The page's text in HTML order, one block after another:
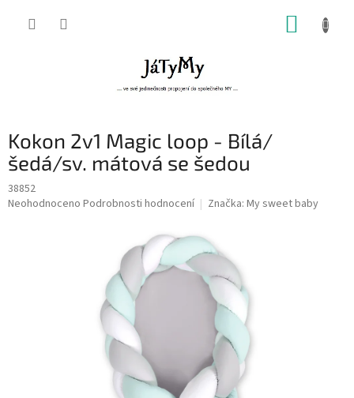
Kokon 2v1 Magic loop - Bílá/
šedá/sv. mátová se šedou
38852
Průměrné
Neohodnoceno Podrobnosti hodnocení Značka: My sweet baby